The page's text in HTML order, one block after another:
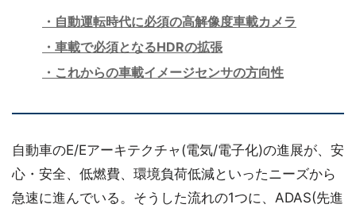
自動運転時代に必須の高解像度車載カメラ
車載で必須となるHDRの拡張
これからの車載イメージセンサの方向性
自動車のE/Eアーキテクチャ(電気/電子化)の進展が、安
心・安全、低燃費、環境負荷低減といったニーズから
急速に進んでいる。そうした流れの1つに、ADAS(先進